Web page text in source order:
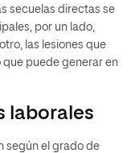
secuelas directas se
por un lado,
las lesiones que
puede generar en
laborales
según el grado de